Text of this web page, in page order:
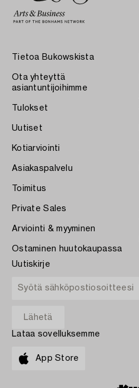
Tietoa Bukowskista
Ota yhteyttä
asiantuntijoihimme
Tulokset
Uutiset
Kotiarviointi
Asiakaspalvelu
Toimitus
Private Sales
Arviointi & myyminen
Ostaminen huutokaupassa
Uutiskirje
Lataa sovelluksemme
App Store